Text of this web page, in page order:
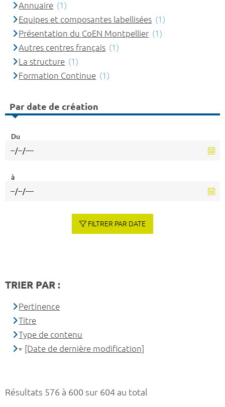
Résultats 576 à 600 sur 604 au total
Annuaire (1)
Equipes et composantes labellisées (1)
Présentation du CoEN Montpellier (1)
Autres centres français (1)
La structure (1)
Formation Continue (1)
Par date de création
Du
à
FILTRER PAR DATE
TRIER PAR :
Pertinence
Titre
Type de contenu
[Date de dernière modification]